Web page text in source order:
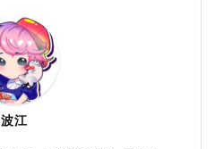
波江